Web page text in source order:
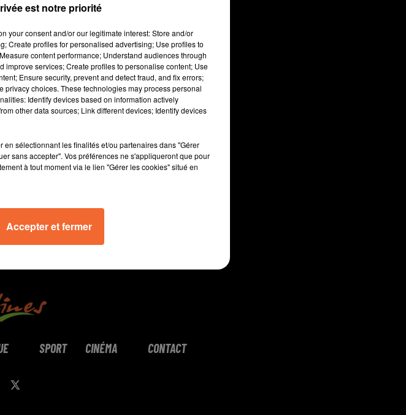
bureau communautaire de
en Thouarsais la semaine
jeunes visant à leur faire
SPORT CINÉMA CONTACT
est notre priorité
your consent and/or our legitimate interest: Store and/or
Create profiles for personalised advertising; Use profiles to
content performance; Understand audiences through
improve services; Create profiles to personalise content; Use
Ensure security, prevent and detect fraud, and fix errors;
choices. These technologies may process personal
Identify devices based on information actively
other data sources; Link different devices; Identify devices
sélectionnant les finalités et/ou partenaires dans "Gérer
sans accepter". Vos préférences ne s'appliqueront que pour
à tout moment via le lien "Gérer les cookies" situé en
Accepter et fermer